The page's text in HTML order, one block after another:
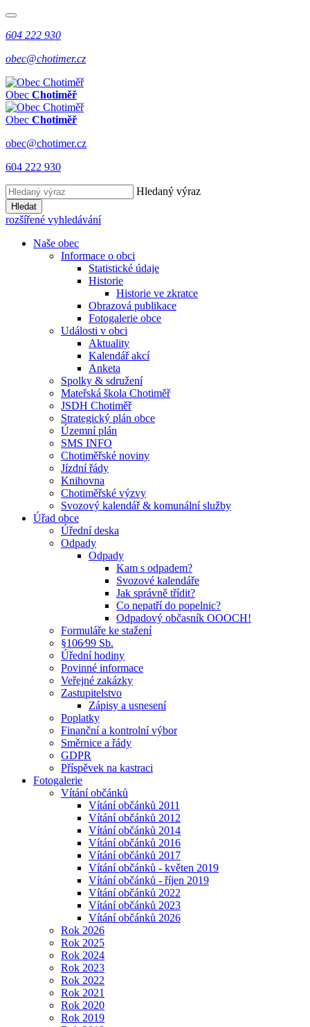
604 222 930
obec@chotimer.cz
Obec Chotiměř
Obec Chotiměř
obec@chotimer.cz
604 222 930
Hledaný výraz
Hledat
rozšířené vyhledávání
Naše obec
Informace o obci
Statistické údaje
Historie
Historie ve zkratce
Obrazová publikace
Fotogalerie obce
Události v obci
Aktuality
Kalendář akcí
Anketa
Spolky & sdružení
Mateřská škola Chotiměř
JSDH Chotiměř
Strategický plán obce
Územní plán
SMS INFO
Chotiměřské noviny
Jízdní řády
Knihovna
Chotiměřské výzvy
Svozový kalendář & komunální služby
Úřad obce
Úřední deska
Odpady
Odpady
Kam s odpadem?
Svozové kalendáře
Jak správně třídit?
Co nepatří do popelnic?
Odpadový občasník OOOCH!
Formuláře ke stažení
§106⁄99 Sb.
Úřední hodiny
Povinné informace
Veřejné zakázky
Zastupitelstvo
Zápisy a usnesení
Poplatky
Finanční a kontrolní výbor
Směrnice a řády
GDPR
Příspěvek na kastraci
Fotogalerie
Vítání občánků
Vítání občánků 2011
Vítání občánků 2012
Vítání občánků 2014
Vítání občánků 2016
Vítání občánků 2017
Vítání občánků - květen 2019
Vítání občánků - říjen 2019
Vítání občánků 2022
Vítání občánků 2023
Vítání občánků 2026
Rok 2026
Rok 2025
Rok 2024
Rok 2023
Rok 2022
Rok 2021
Rok 2020
Rok 2019